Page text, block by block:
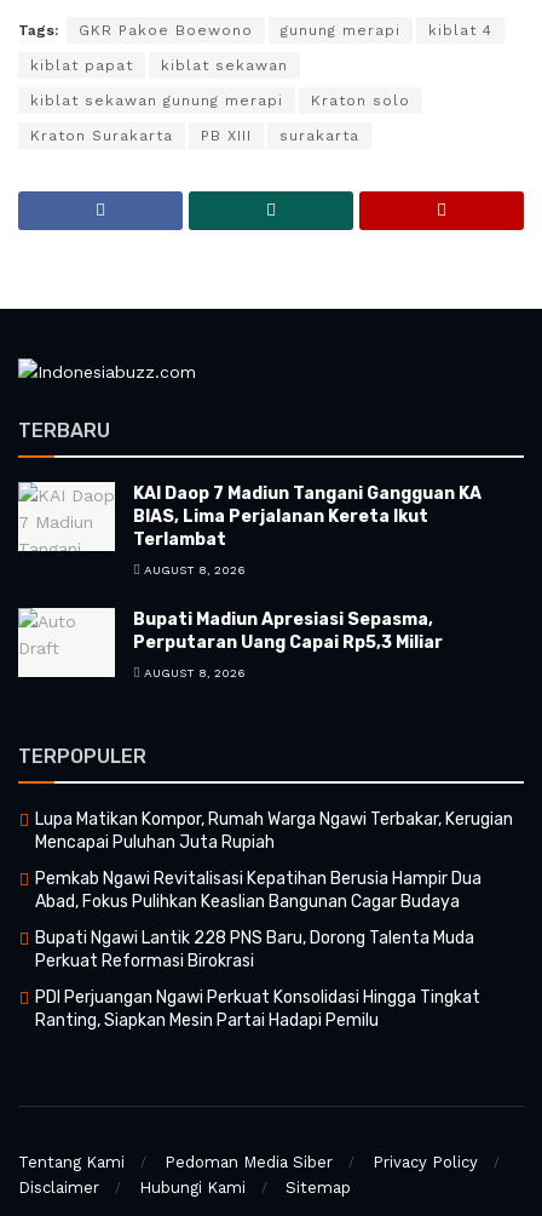
Tags: GKR Pakoe Boewono gunung merapi kiblat 4
kiblat papat kiblat sekawan
kiblat sekawan gunung merapi Kraton solo
Kraton Surakarta PB XIII surakarta
TERBARU
KAI Daop 7 Madiun Tangani Gangguan KA
BIAS, Lima Perjalanan Kereta Ikut
Terlambat
AUGUST 8, 2026
Bupati Madiun Apresiasi Sepasma,
Perputaran Uang Capai Rp5,3 Miliar
AUGUST 8, 2026
TERPOPULER
Lupa Matikan Kompor, Rumah Warga Ngawi Terbakar, Kerugian
Mencapai Puluhan Juta Rupiah
Pemkab Ngawi Revitalisasi Kepatihan Berusia Hampir Dua
Abad, Fokus Pulihkan Keaslian Bangunan Cagar Budaya
Bupati Ngawi Lantik 228 PNS Baru, Dorong Talenta Muda
Perkuat Reformasi Birokrasi
PDI Perjuangan Ngawi Perkuat Konsolidasi Hingga Tingkat
Ranting, Siapkan Mesin Partai Hadapi Pemilu
Tentang Kami Pedoman Media Siber
Privacy Policy
Disclaimer
Hubungi Kami Sitemap